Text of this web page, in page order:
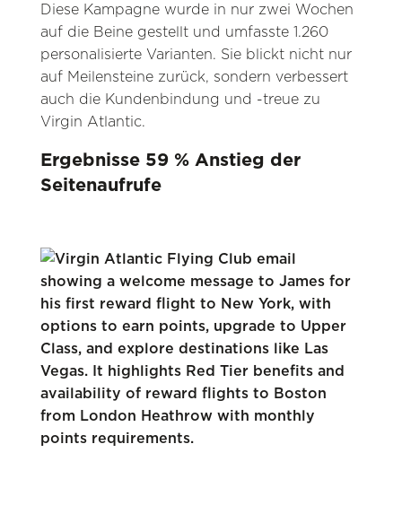
Diese Kampagne wurde in nur zwei Wochen
auf die Beine gestellt und umfasste 1.260
personalisierte Varianten. Sie blickt nicht nur
auf Meilensteine zurück, sondern verbessert
auch die Kundenbindung und -treue zu
Virgin Atlantic.
Ergebnisse 59 % Anstieg der
Seitenaufrufe